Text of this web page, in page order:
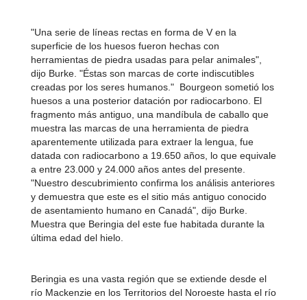
"Una serie de líneas rectas en forma de V en la
superficie de los huesos fueron hechas con
herramientas de piedra usadas para pelar animales",
dijo Burke. "Éstas son marcas de corte indiscutibles
creadas por los seres humanos." Bourgeon sometió los
huesos a una posterior datación por radiocarbono. El
fragmento más antiguo, una mandíbula de caballo que
muestra las marcas de una herramienta de piedra
aparentemente utilizada para extraer la lengua, fue
datada con radiocarbono a 19.650 años, lo que equivale
a entre 23.000 y 24.000 años antes del presente.
"Nuestro descubrimiento confirma los análisis anteriores
y demuestra que este es el sitio más antiguo conocido
de asentamiento humano en Canadá", dijo Burke.
Muestra que Beringia del este fue habitada durante la
última edad del hielo.
Beringia es una vasta región que se extiende desde el
río Mackenzie en los Territorios del Noroeste hasta el río